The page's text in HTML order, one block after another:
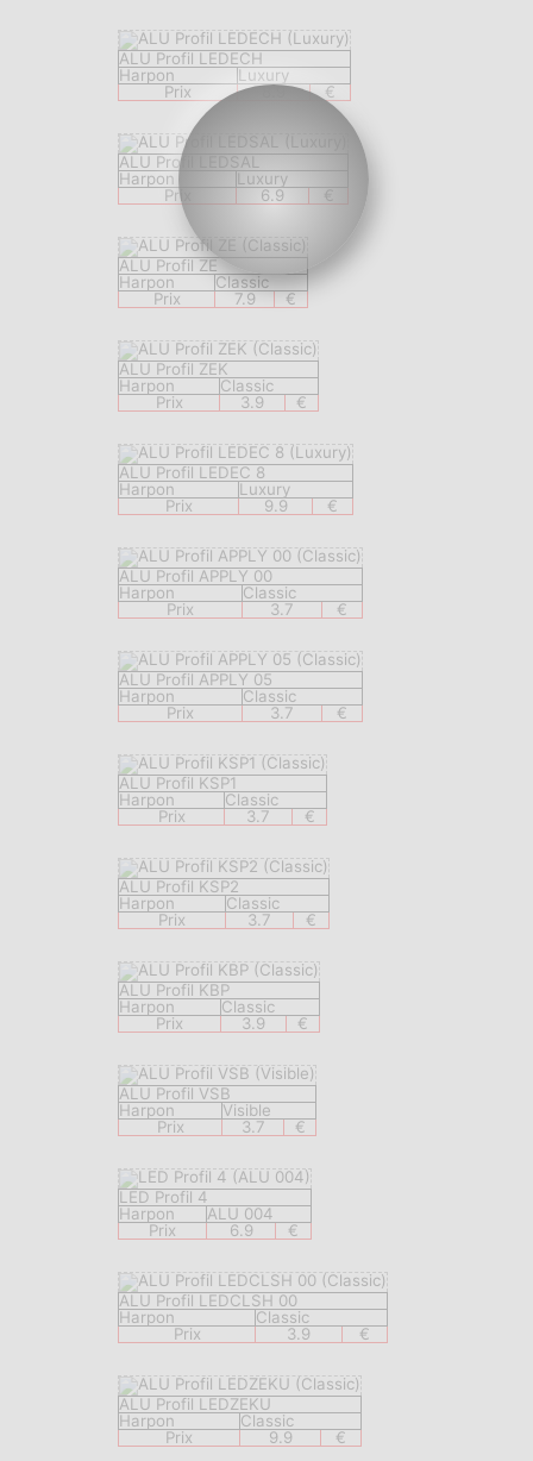
ALU Profil LEDECH
Harpon
Luxury
Prix
8.9 €
ALU Profil LEDSAL
Harpon
Luxury
Prix
6.9 €
ALU Profil ZE
Harpon
Classic
Prix
7.9 €
ALU Profil ZEK
Harpon
Classic
Prix
3.9 €
ALU Profil LEDEC 8
Harpon
Luxury
Prix
9.9 €
ALU Profil APPLY 00
Harpon
Classic
Prix
3.7 €
ALU Profil APPLY 05
Harpon
Classic
Prix
3.7 €
ALU Profil KSP1
Harpon
Classic
Prix
3.7 €
ALU Profil KSP2
Harpon
Classic
Prix
3.7 €
ALU Profil KBP
Harpon
Classic
Prix
3.9 €
ALU Profil VSB
Harpon
Visible
Prix
3.7 €
LED Profil 4
Harpon
ALU 004
Prix
6.9 €
ALU Profil LEDCLSH 00
Harpon
Classic
Prix
3.9 €
ALU Profil LEDZEKU
Harpon
Classic
Prix
9.9 €